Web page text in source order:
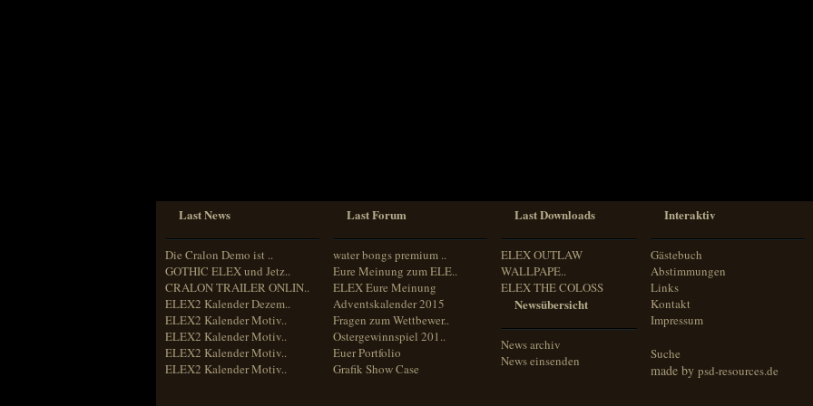
Last News
Die Cralon Demo ist ..
GOTHIC ELEX und Jetz..
CRALON TRAILER ONLIN..
ELEX2 Kalender Dezem..
ELEX2 Kalender Motiv..
ELEX2 Kalender Motiv..
ELEX2 Kalender Motiv..
ELEX2 Kalender Motiv..
Last Forum
water bongs premium ..
Eure Meinung zum ELE..
ELEX Eure Meinung
Adventskalender 2015
Fragen zum Wettbewer..
Ostergewinnspiel 201..
Euer Portfolio
Grafik Show Case
Last Downloads
ELEX OUTLAW
WALLPAPE..
ELEX THE COLOSS
Newsübersicht
News archiv
News einsenden
Interaktiv
Gästebuch
Abstimmungen
Links
Kontakt
Impressum
Suche
made by psd-resources.de